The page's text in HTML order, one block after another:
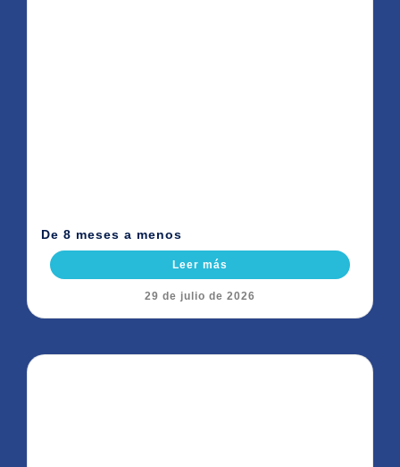
De 8 meses a menos
Leer más
29 de julio de 2026